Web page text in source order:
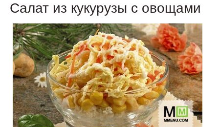
Салат из кукурузы с овощами